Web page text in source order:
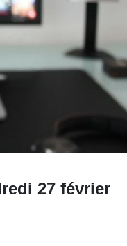
27 février